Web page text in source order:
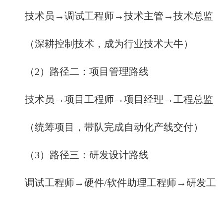
技术员→调试工程师→技术主管→技术总监
（深耕控制技术，成为行业技术大牛）
（2）路径二：项目管理路线
技术员→项目工程师→项目经理→工程总监
（统筹项目，带队完成自动化产线交付）
（3）路径三：研发设计路线
调试工程师→硬件/软件助理工程师→研发工